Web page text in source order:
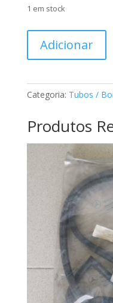
1 em stock
Junta
cabeça
A6050160720
Adicionar
Categoria: Tubos /
Produtos